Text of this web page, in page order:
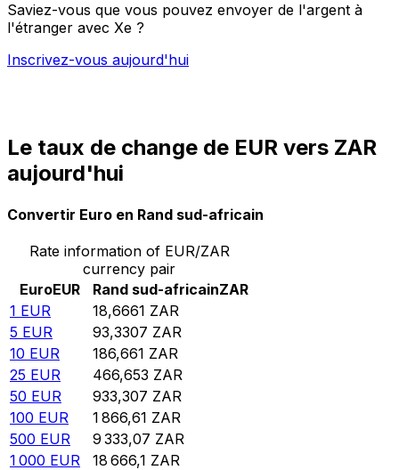
Saviez-vous que vous pouvez envoyer de l'argent à
l'étranger avec Xe ?
Inscrivez-vous aujourd'hui
Le taux de change de EUR vers ZAR
aujourd'hui
Convertir Euro en Rand sud-africain
Rate information of EUR/ZAR
currency pair
EuroEUR Rand sud-africainZAR
1 EUR 18,6661 ZAR
5 EUR 93,3307 ZAR
10 EUR 186,661 ZAR
25 EUR 466,653 ZAR
50 EUR 933,307 ZAR
100 EUR 1 866,61 ZAR
500 EUR 9 333,07 ZAR
1 000 EUR 18 666,1 ZAR